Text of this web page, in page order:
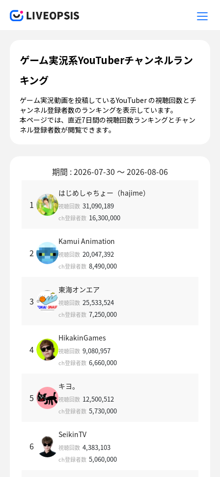
ゲーム実況系YouTuberチャンネルラン
キング
ゲーム実況動画を投稿しているYouTuber の視聴回数とチ
ャンネル登録者数のランキングを表示しています。
本ページでは、直近7日間の視聴回数ランキングとチャン
ネル登録者数が閲覧できます。
期間 : 2026-07-30 ～ 2026-08-06
1
はじめしゃちょー（hajime）
視聴回数 31,090,189
ch登録者数 16,300,000
2
Kamui Animation
視聴回数 20,047,392
ch登録者数 8,490,000
3
東海オンエア
視聴回数 25,533,524
ch登録者数 7,250,000
4
HikakinGames
視聴回数 9,080,957
ch登録者数 6,660,000
5
キヨ。
視聴回数 12,500,512
ch登録者数 5,730,000
6
SeikinTV
視聴回数 4,383,103
ch登録者数 5,060,000